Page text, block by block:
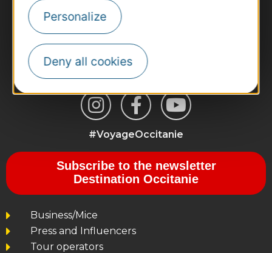
Personalize
Deny all cookies
#VoyageOccitanie
Subscribe to the newsletter
Destination Occitanie
Business/Mice
Press and Influencers
Tour operators